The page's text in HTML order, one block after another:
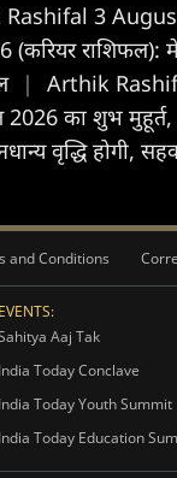
3
राशिफल): मेष
|
Arthik
का शुभ मुहूर्त,
वृद्धि होगी,
and Conditions
EVENTS:
Aaj Tak
India Today Conclave
India Today Youth Summit
India Today Education